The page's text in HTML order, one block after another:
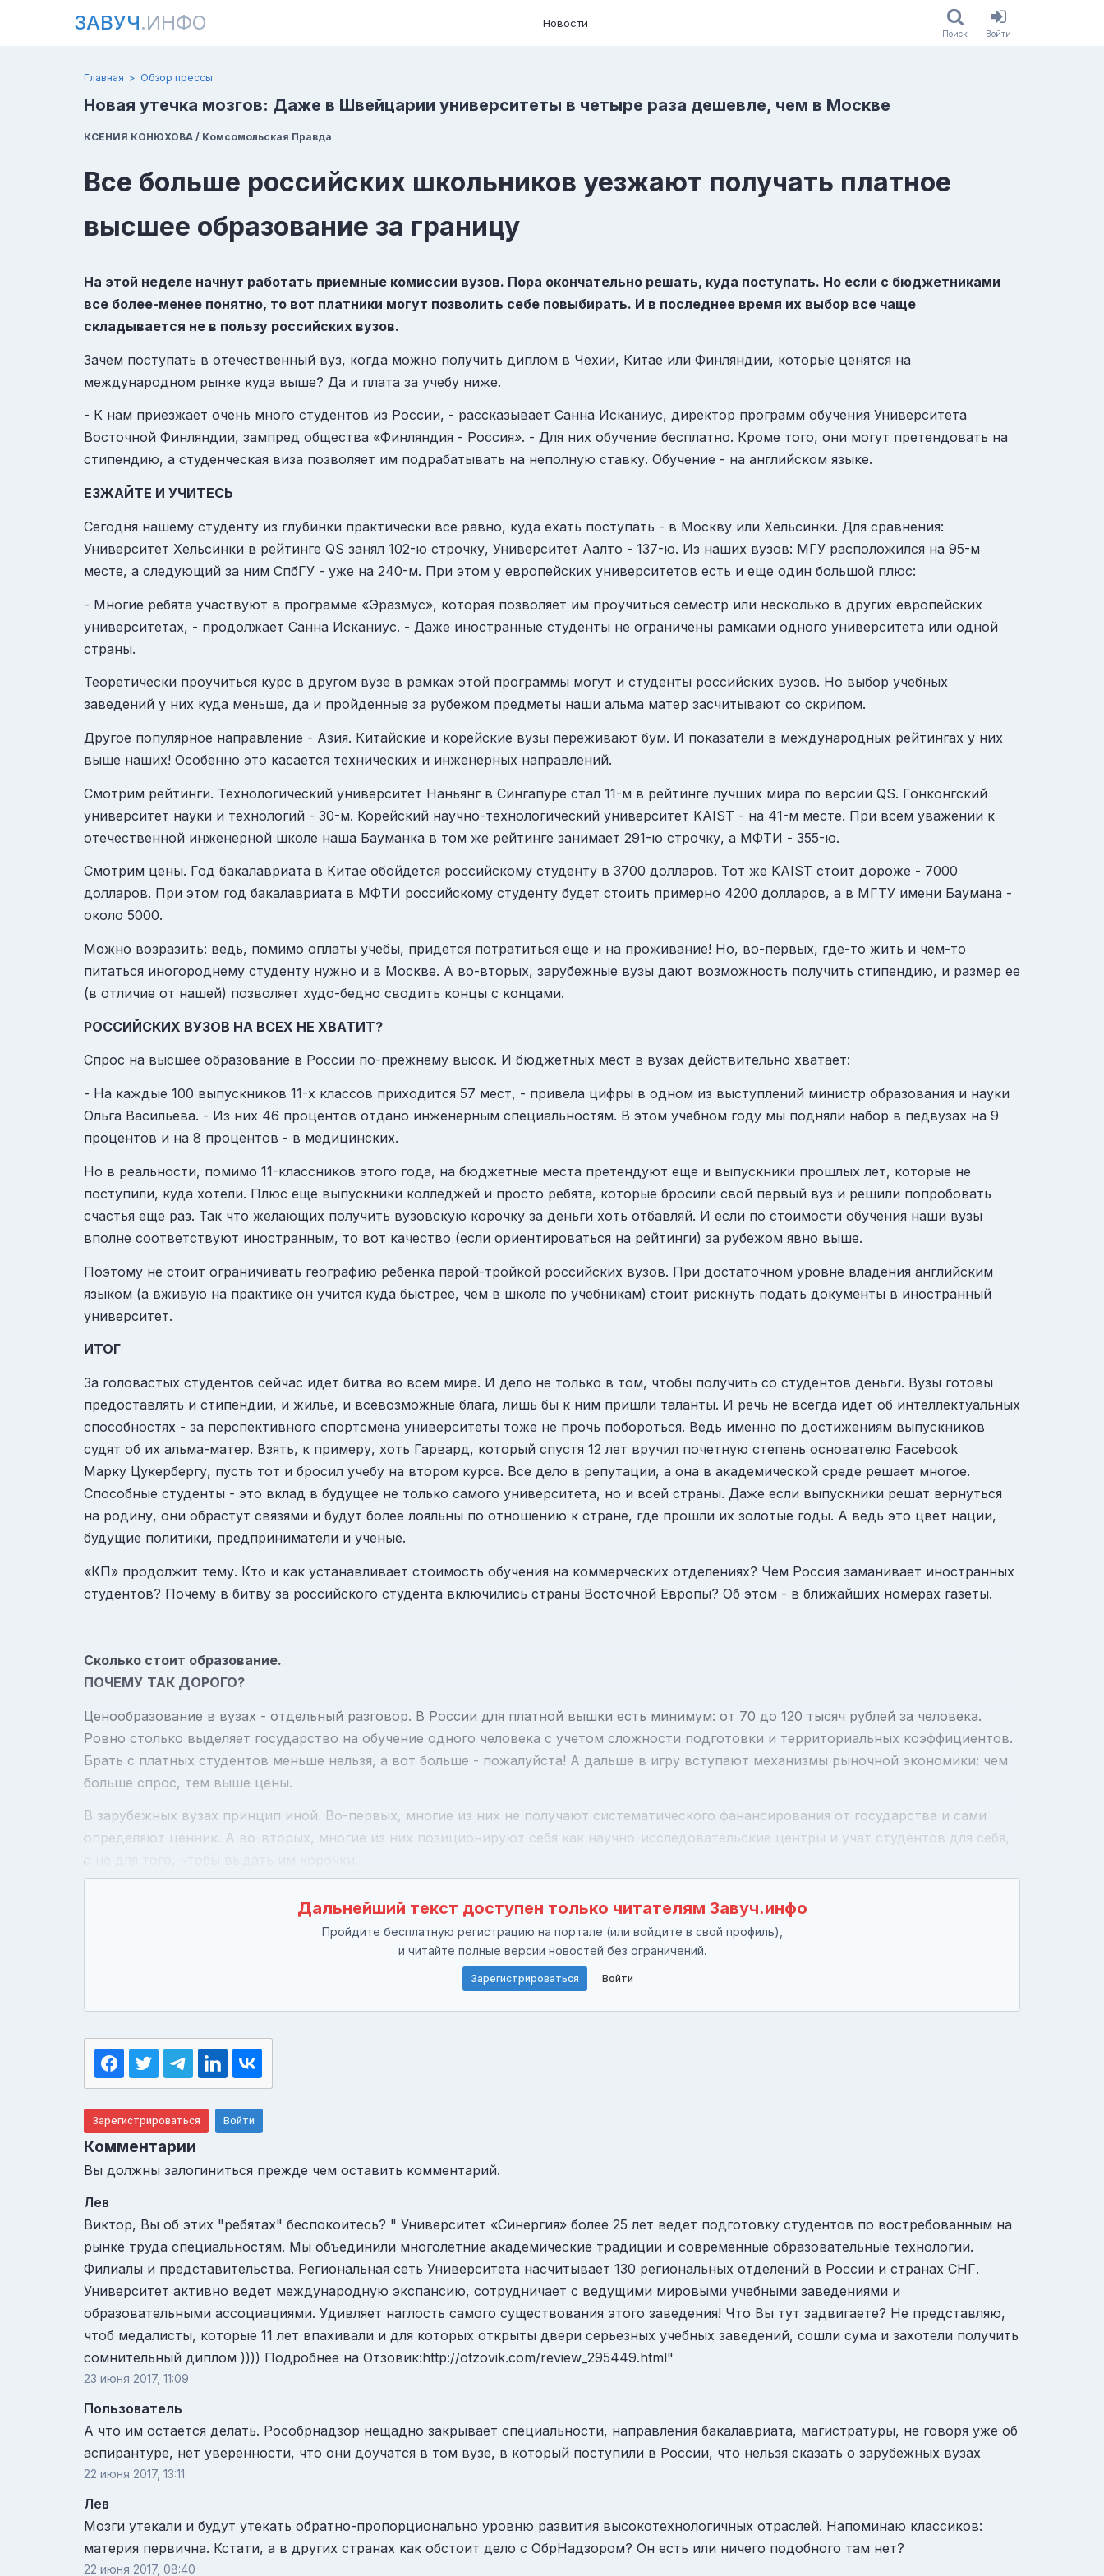
ЗАВУЧ.ИНФО Новости
Поиск Войти
Главная Обзор прессы
Новая утечка мозгов: Даже в Швейцарии университеты в четыре раза дешевле, чем в Москве
КСЕНИЯ КОНЮХОВА / Комсомольская Правда
Все больше российских школьников уезжают получать платное
высшее образование за границу
На этой неделе начнут работать приемные комиссии вузов. Пора окончательно решать, куда поступать. Но если с бюджетниками
все более-менее понятно, то вот платники могут позволить себе повыбирать. И в последнее время их выбор все чаще
складывается не в пользу российских вузов.
Зачем поступать в отечественный вуз, когда можно получить диплом в Чехии, Китае или Финляндии, которые ценятся на
международном рынке куда выше? Да и плата за учебу ниже.
- К нам приезжает очень много студентов из России, - рассказывает Санна Исканиус, директор программ обучения Университета
Восточной Финляндии, зампред общества «Финляндия - Россия». - Для них обучение бесплатно. Кроме того, они могут претендовать на
стипендию, а студенческая виза позволяет им подрабатывать на неполную ставку. Обучение - на английском языке.
ЕЗЖАЙТЕ И УЧИТЕСЬ
Сегодня нашему студенту из глубинки практически все равно, куда ехать поступать - в Москву или Хельсинки. Для сравнения:
Университет Хельсинки в рейтинге QS занял 102-ю строчку, Университет Аалто - 137-ю. Из наших вузов: МГУ расположился на 95-м
месте, а следующий за ним СпбГУ - уже на 240-м. При этом у европейских университетов есть и еще один большой плюс:
- Многие ребята участвуют в программе «Эразмус», которая позволяет им проучиться семестр или несколько в других европейских
университетах, - продолжает Санна Исканиус. - Даже иностранные студенты не ограничены рамками одного университета или одной
страны.
Теоретически проучиться курс в другом вузе в рамках этой программы могут и студенты российских вузов. Но выбор учебных
заведений у них куда меньше, да и пройденные за рубежом предметы наши альма матер засчитывают со скрипом.
Другое популярное направление - Азия. Китайские и корейские вузы переживают бум. И показатели в международных рейтингах у них
выше наших! Особенно это касается технических и инженерных направлений.
Смотрим рейтинги. Технологический университет Наньянг в Сингапуре стал 11-м в рейтинге лучших мира по версии QS. Гонконгский
университет науки и технологий - 30-м. Корейский научно-технологический университет KAIST - на 41-м месте. При всем уважении к
отечественной инженерной школе наша Бауманка в том же рейтинге занимает 291-ю строчку, а МФТИ - 355-ю.
Смотрим цены. Год бакалавриата в Китае обойдется российскому студенту в 3700 долларов. Тот же KAIST стоит дороже - 7000
долларов. При этом год бакалавриата в МФТИ российскому студенту будет стоить примерно 4200 долларов, а в МГТУ имени Баумана -
около 5000.
Можно возразить: ведь, помимо оплаты учебы, придется потратиться еще и на проживание! Но, во-первых, где-то жить и чем-то
питаться иногороднему студенту нужно и в Москве. А во-вторых, зарубежные вузы дают возможность получить стипендию, и размер ее
(в отличие от нашей) позволяет худо-бедно сводить концы с концами.
РОССИЙСКИХ ВУЗОВ НА ВСЕХ НЕ ХВАТИТ?
Спрос на высшее образование в России по-прежнему высок. И бюджетных мест в вузах действительно хватает:
- На каждые 100 выпускников 11-х классов приходится 57 мест, - привела цифры в одном из выступлений министр образования и науки
Ольга Васильева. - Из них 46 процентов отдано инженерным специальностям. В этом учебном году мы подняли набор в педвузах на 9
процентов и на 8 процентов - в медицинских.
Но в реальности, помимо 11-классников этого года, на бюджетные места претендуют еще и выпускники прошлых лет, которые не
поступили, куда хотели. Плюс еще выпускники колледжей и просто ребята, которые бросили свой первый вуз и решили попробовать
счастья еще раз. Так что желающих получить вузовскую корочку за деньги хоть отбавляй. И если по стоимости обучения наши вузы
вполне соответствуют иностранным, то вот качество (если ориентироваться на рейтинги) за рубежом явно выше.
Поэтому не стоит ограничивать географию ребенка парой-тройкой российских вузов. При достаточном уровне владения английским
языком (а вживую на практике он учится куда быстрее, чем в школе по учебникам) стоит рискнуть подать документы в иностранный
университет.
ИТОГ
За головастых студентов сейчас идет битва во всем мире. И дело не только в том, чтобы получить со студентов деньги. Вузы готовы
предоставлять и стипендии, и жилье, и всевозможные блага, лишь бы к ним пришли таланты. И речь не всегда идет об интеллектуальных
способностях - за перспективного спортсмена университеты тоже не прочь побороться. Ведь именно по достижениям выпускников
судят об их альма-матер. Взять, к примеру, хоть Гарвард, который спустя 12 лет вручил почетную степень основателю Facebook
Марку Цукербергу, пусть тот и бросил учебу на втором курсе. Все дело в репутации, а она в академической среде решает многое.
Способные студенты - это вклад в будущее не только самого университета, но и всей страны. Даже если выпускники решат вернуться
на родину, они обрастут связями и будут более лояльны по отношению к стране, где прошли их золотые годы. А ведь это цвет нации,
будущие политики, предприниматели и ученые.
«КП» продолжит тему. Кто и как устанавливает стоимость обучения на коммерческих отделениях? Чем Россия заманивает иностранных
студентов? Почему в битву за российского студента включились страны Восточной Европы? Об этом - в ближайших номерах газеты.
Сколько стоит образование.
ПОЧЕМУ ТАК ДОРОГО?
Ценообразование в вузах - отдельный разговор. В России для платной вышки есть минимум: от 70 до 120 тысяч рублей за человека.
Ровно столько выделяет государство на обучение одного человека с учетом сложности подготовки и территориальных коэффициентов.
Брать с платных студентов меньше нельзя, а вот больше - пожалуйста! А дальше в игру вступают механизмы рыночной экономики: чем
больше спрос, тем выше цены.
В зарубежных вузах принцип иной. Во-первых, многие из них не получают систематического фанансирования от государства и сами
определяют ценник. А во-вторых, многие из них позиционируют себя как научно-исследовательские центры и учат студентов для себя,
а не для того, чтобы выдать им корочки.
Дальнейший текст доступен только читателям Завуч.инфо
Пройдите бесплатную регистрацию на портале (или войдите в свой профиль),
и читайте полные версии новостей без ограничений.
Зарегистрироваться Войти
Зарегистрироваться Войти
Комментарии
Вы должны залогиниться прежде чем оставить комментарий.
Лев
Виктор, Вы об этих "ребятах" беспокоитесь? " Университет «Синергия» более 25 лет ведет подготовку студентов по востребованным на
рынке труда специальностям. Мы объединили многолетние академические традиции и современные образовательные технологии.
Филиалы и представительства. Региональная сеть Университета насчитывает 130 региональных отделений в России и странах СНГ.
Университет активно ведет международную экспансию, сотрудничает с ведущими мировыми учебными заведениями и
образовательными ассоциациями. Удивляет наглость самого существования этого заведения! Что Вы тут задвигаете? Не представляю,
чтоб медалисты, которые 11 лет впахивали и для которых открыты двери серьезных учебных заведений, сошли сума и захотели получить
сомнительный диплом )))) Подробнее на Отзовик:http://otzovik.com/review_295449.html"
23 июня 2017, 11:09
Пользователь
А что им остается делать. Рособрнадзор нещадно закрывает специальности, направления бакалавриата, магистратуры, не говоря уже об
аспирантуре, нет уверенности, что они доучатся в том вузе, в который поступили в России, что нельзя сказать о зарубежных вузах
22 июня 2017, 13:11
Лев
Мозги утекали и будут утекать обратно-пропорционально уровню развития высокотехнологичных отраслей. Напоминаю классиков:
материя первична. Кстати, а в других странах как обстоит дело с ОбрНадзором? Он есть или ничего подобного там нет?
22 июня 2017, 08:40